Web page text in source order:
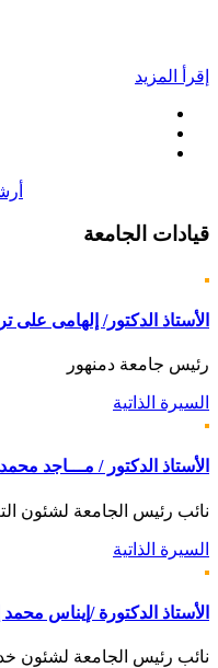
إقرأ المزيد
قيادات الجامعة
الأستاذ الدكتور/ إلهامى على
رئيس جامعة دمنهور
السيرة الذاتية
الأستاذ الدكتور / مـــاجد
نائب رئيس الجامعة لشئون
السيرة الذاتية
الأستاذ الدكتورة /إيناس
نائب رئيس الجامعة لشئون